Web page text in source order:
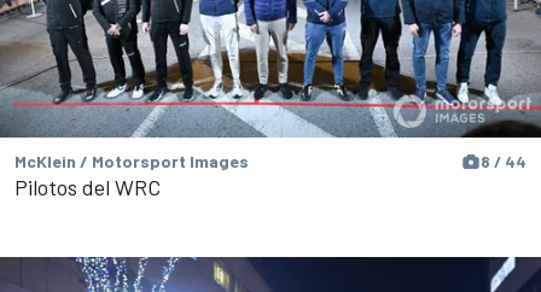
McKlein / Motorsport Images 8 / 44
Pilotos del WRC